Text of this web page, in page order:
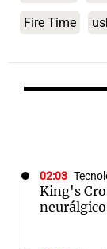
Fire Time
02:03
King's